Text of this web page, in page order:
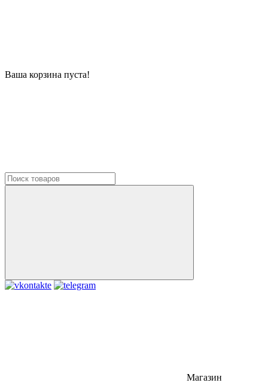
Ваша корзина пуста!
Магазин